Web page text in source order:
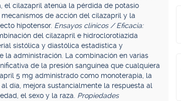
el cilazapril atenúa la pérdida de potasio
de acción del cilazapril y la
hipotensor. Ensayos clínicos / Eficacia:
del cilazapril e hidroclorotiazida
sistólica y diastólica estadística y
administración. La combinación en varias
de la presión sanguínea que cualquiera
5 mg administrado como monoterapia, la
día, mejora sustancialmente la respuesta al
el sexo y la raza. Propiedades